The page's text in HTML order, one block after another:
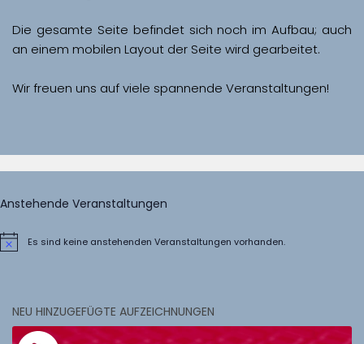
Die gesamte Seite befindet sich noch im Aufbau; auch
Wir freuen uns auf viele spannende Veranstaltungen!
Anstehende Veranstaltungen
HinweisEs sind keine anstehenden Veranstaltungen vorhanden.
NEU HINZUGEFÜGTE AUFZEICHNUNGEN